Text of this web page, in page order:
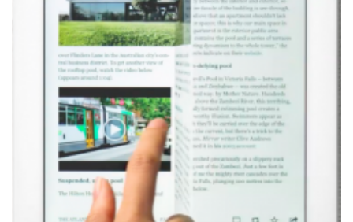
RECRUIT
STAFF BLOG
CONTACT US
サイトマップ
情報セキュリティ
プライバシーポリシー